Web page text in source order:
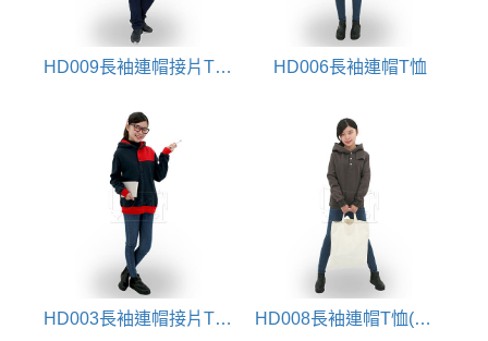
HD009長袖連帽接片T恤(大學帽T) HD006長袖連帽T恤
HD003長袖連帽接片T恤(大學帽T) HD008長袖連帽T恤(門襟排扣)